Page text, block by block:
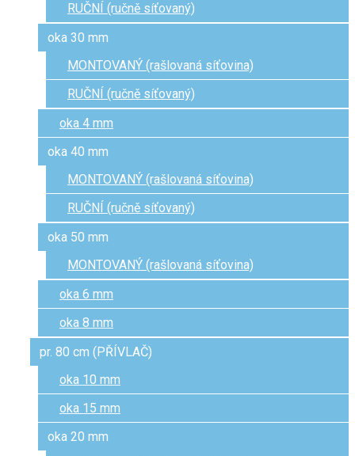
RUČNÍ (ručně síťovaný)
oka 30 mm
MONTOVANÝ (rašlovaná síťovina)
RUČNÍ (ručně síťovaný)
oka 4 mm
oka 40 mm
MONTOVANÝ (rašlovaná síťovina)
RUČNÍ (ručně síťovaný)
oka 50 mm
MONTOVANÝ (rašlovaná síťovina)
oka 6 mm
oka 8 mm
pr. 80 cm (PŘÍVLAČ)
oka 10 mm
oka 15 mm
oka 20 mm